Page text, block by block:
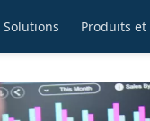
Solutions Produits